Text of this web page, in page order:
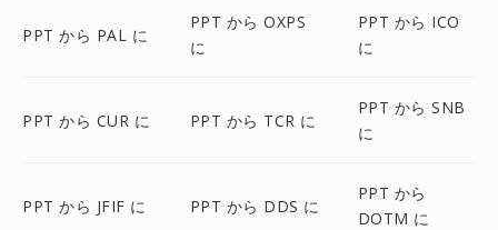
PPT から PAL に
PPT から OXPS
に
PPT から ICO
に
PPT から CUR に PPT から TCR に
PPT から SNB
に
PPT から JFIF に PPT から DDS に
PPT から
DOTM に